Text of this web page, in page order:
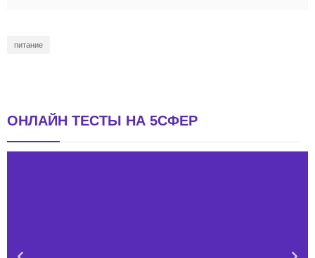
питание
ОНЛАЙН ТЕСТЫ НА 5СФЕР